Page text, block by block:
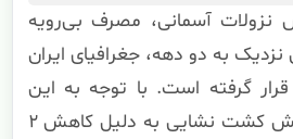
نزولات آسمانی، مصرف بی‌رویه
به دو دهه، جغرافیای ایران
گرفته است. با توجه به این
مسئله، استفاده از روش کشت نشایی به دلیل کاهش ۲